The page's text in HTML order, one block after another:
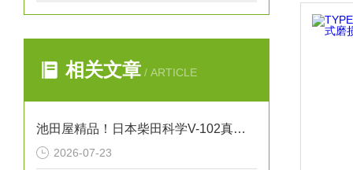
相关文章 / ARTICLE
池田屋精品！日本柴田科学V-102真空系统
2026-07-23